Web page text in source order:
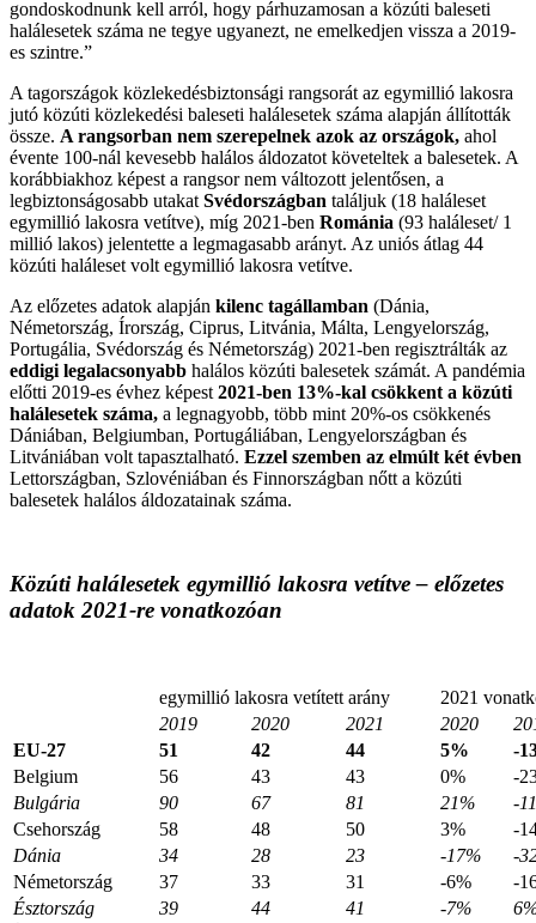
gondoskodnunk kell arról, hogy párhuzamosan a közúti baleseti
halálesetek száma ne tegye ugyanezt, ne emelkedjen vissza a 2019-
es szintre.”
A tagországok közlekedésbiztonsági rangsorát az egymillió lakosra
jutó közúti közlekedési baleseti halálesetek száma alapján állították
össze. A rangsorban nem szerepelnek azok az országok, ahol
évente 100-nál kevesebb halálos áldozatot követeltek a balesetek. A
korábbiakhoz képest a rangsor nem változott jelentősen, a
legbiztonságosabb utakat Svédországban találjuk (18 haláleset
egymillió lakosra vetítve), míg 2021-ben Románia (93 haláleset/ 1
millió lakos) jelentette a legmagasabb arányt. Az uniós átlag 44
közúti haláleset volt egymillió lakosra vetítve.
Az előzetes adatok alapján kilenc tagállamban (Dánia,
Németország, Írország, Ciprus, Litvánia, Málta, Lengyelország,
Portugália, Svédország és Németország) 2021-ben regisztrálták az
eddigi legalacsonyabb halálos közúti balesetek számát. A pandémia
előtti 2019-es évhez képest 2021-ben 13%-kal csökkent a közúti
halálesetek száma, a legnagyobb, több mint 20%-os csökkenés
Dániában, Belgiumban, Portugáliában, Lengyelországban és
Litvániában volt tapasztalható. Ezzel szemben az elmúlt két évben
Lettországban, Szlovéniában és Finnországban nőtt a közúti
balesetek halálos áldozatainak száma.
Közúti halálesetek egymillió lakosra vetítve – előzetes
adatok 2021-re vonatkozóan
egymillió lakosra vetített arány
2021
2019
2020 2021 2020
EU-27
51 42 44 5%
-
Belgium
56 43 43 0%
-
Bulgária
90 67 81 21%
-
Csehország
58 48 50 3%
-
Dánia
34 28 23 -17%
-
Németország
37 33 31 -6%
-
Észtország
39 44 41 -7%